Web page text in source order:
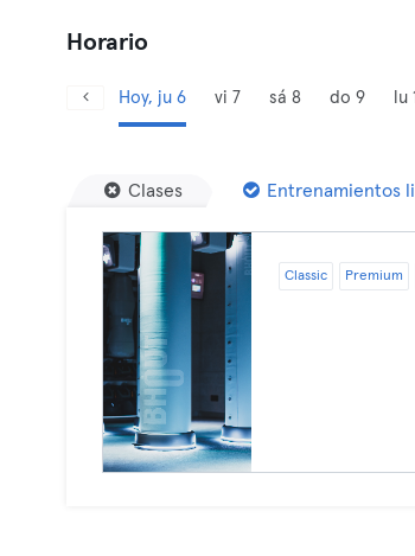
Horario
Hoy, ju 6 vi 7 sá 8 do 9 lu
Clases Entrenamientos
Classic Premium